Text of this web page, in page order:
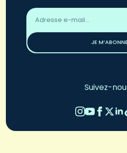
Adresse
email
JE M’ABONNE
Suivez-